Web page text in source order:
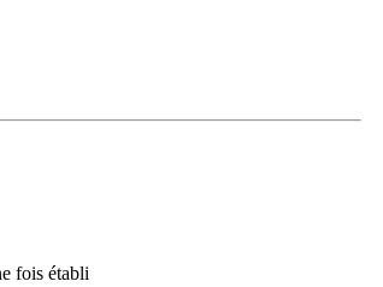
fois établi